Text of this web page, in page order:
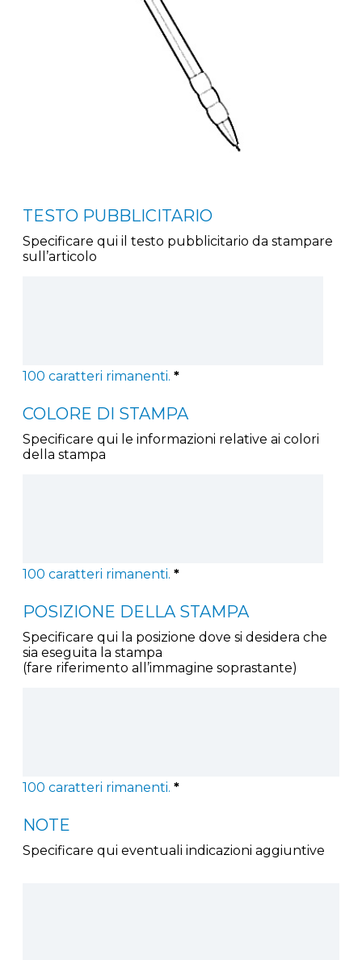
TESTO PUBBLICITARIO
Specificare qui il testo pubblicitario da stampare
sull’articolo
100 caratteri rimanenti. *
COLORE DI STAMPA
Specificare qui le informazioni relative ai colori
della stampa
100 caratteri rimanenti. *
POSIZIONE DELLA STAMPA
Specificare qui la posizione dove si desidera che
sia eseguita la stampa
(fare riferimento all’immagine soprastante)
100 caratteri rimanenti. *
NOTE
Specificare qui eventuali indicazioni aggiuntive